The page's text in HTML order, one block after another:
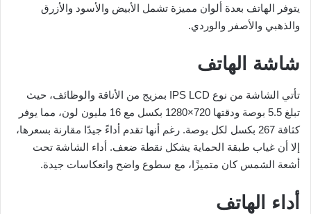
يتوفر الهاتف بعدة ألوان مميزة تشمل الأبيض والأسود والأزرق
والذهبي والأصفر والوردي.
شاشة الهاتف
تأتي الشاشة من نوع IPS LCD بمزيج من الأناقة والوظائف، حيث
تبلغ 5.5 بوصة ودقتها 720×1280 بكسل مع 16 مليون لون، مما يوفر
كثافة 267 بكسل لكل بوصة. رغم أنها تقدم أداءً جيدًا مقارنة بسعرها،
إلا أن غياب طبقة الحماية يشكل نقطة ضعف. أداء الشاشة تحت
أشعة الشمس كان متميزًا، مع سطوع واضح وانعكاسات جيدة.
أداء الهاتف